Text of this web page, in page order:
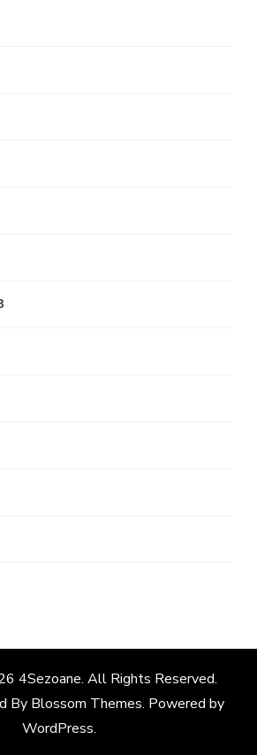
4Sezoane. All Rights Reserved.
By Blossom Themes. Powered by
WordPress.